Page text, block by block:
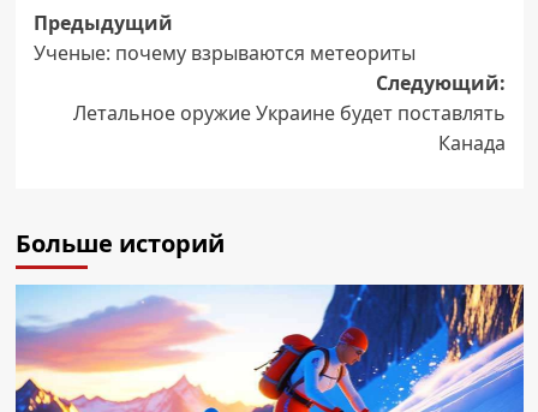
Навигация
записи
Предыдущий
Ученые: почему взрываются метеориты
Следующий:
Летальное оружие Украине будет поставлять
Канада
Больше историй